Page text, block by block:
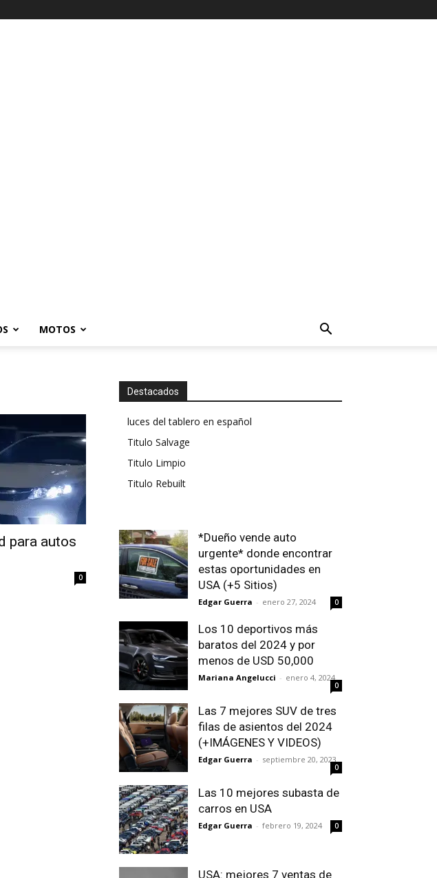
MOTOS
para autos
0
Destacados
luces del tablero en español
Titulo Salvage
Titulo Limpio
Titulo Rebuilt
*Dueño vende auto
urgente* donde encontrar
estas oportunidades en
USA (+5 Sitios)
Edgar Guerra - enero 27, 2024 0
Los 10 deportivos más
baratos del 2024 y por
menos de USD 50,000
Mariana Angelucci - enero 4, 2024
0
Las 7 mejores SUV de tres
filas de asientos del 2024
(+IMÁGENES Y VIDEOS)
Edgar Guerra - septiembre 20, 2023
0
Las 10 mejores subasta de
carros en USA
Edgar Guerra - febrero 19, 2024 0
USA: mejores 7 ventas de